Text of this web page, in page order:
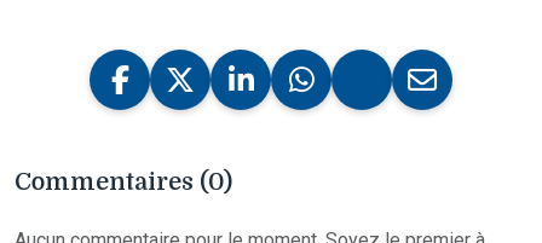
Commentaires (0)